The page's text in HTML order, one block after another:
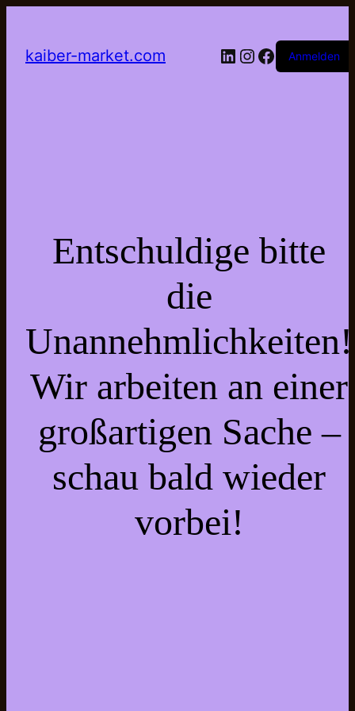
kaiber-market.com LinkedIn
Instagram
Facebook
Anmelden
Entschuldige bitte
die
Unannehmlichkeiten!
Wir arbeiten an einer
großartigen Sache –
schau bald wieder
vorbei!